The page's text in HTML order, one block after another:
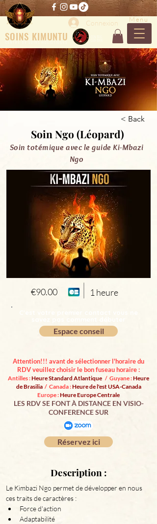
Menu
SOINS KIMUNTU
Connexion
Soin Ngo (Léopard)
< Back
Soin totémique avec le guide Ki-Mbazi
Ngo
€90.00 1 heure
Espace conseil
Attention!!! avant de sélectionner l'horaire du
RDV veuillez choisir le bon fuseau horaire :
Antilles :Heure Standard Atlantique / Guyane :Heure
de Brasilia / Canada :Heure de l'est USA-Canada
Europe :Heure Europe Centrale
LES RDV SE FONT À DISTANCE EN VISIO-
CONFERENCE SUR
Réservez ici
Description :
Le Kimbazi Ngo permet de développer en nous
ces traits de caractères :
Force d'action
Adaptabilité